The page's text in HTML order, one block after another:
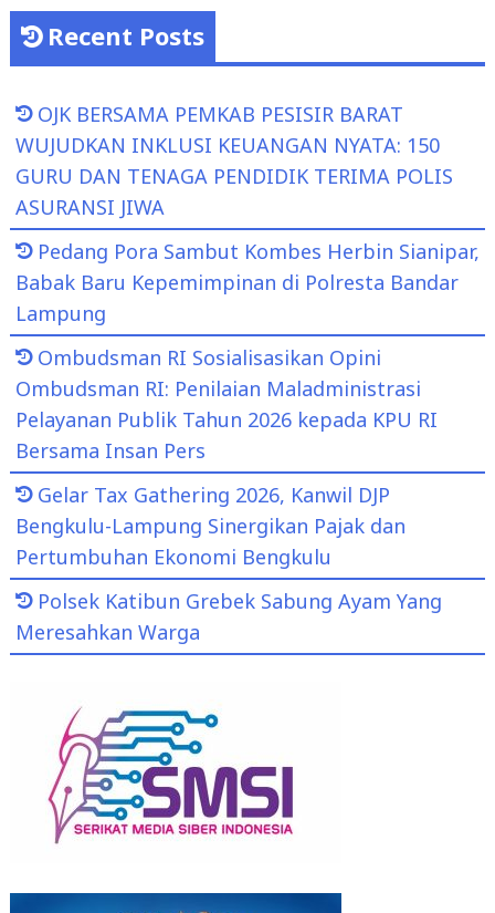
Recent Posts
OJK BERSAMA PEMKAB PESISIR BARAT
WUJUDKAN INKLUSI KEUANGAN NYATA: 150
GURU DAN TENAGA PENDIDIK TERIMA POLIS
ASURANSI JIWA
Pedang Pora Sambut Kombes Herbin Sianipar,
Babak Baru Kepemimpinan di Polresta Bandar
Lampung
Ombudsman RI Sosialisasikan Opini
Ombudsman RI: Penilaian Maladministrasi
Pelayanan Publik Tahun 2026 kepada KPU RI
Bersama Insan Pers
Gelar Tax Gathering 2026, Kanwil DJP
Bengkulu-Lampung Sinergikan Pajak dan
Pertumbuhan Ekonomi Bengkulu
Polsek Katibun Grebek Sabung Ayam Yang
Meresahkan Warga